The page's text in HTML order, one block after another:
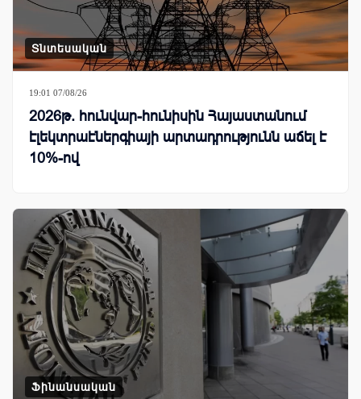
Տնտեսական
19:01 07/08/26
2026թ. հունվար-հունիսին Հայաստանում
էլեկտրաէներգիայի արտադրությունն աճել է
10%-ով
Ֆինանսական